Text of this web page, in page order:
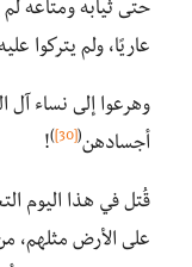
حتى ثيابه ومتاعه
عاريًا، ولم يتركوا
وهرعوا إلى نساء آل
أجسادهن(
[30]
)
!
قُتل في هذا اليوم
على الأرض مثلهم،